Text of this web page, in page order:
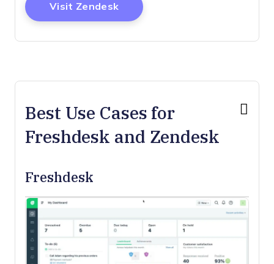
Visit ZendeskOpens New Window
Best Use Cases for
Freshdesk and Zendesk
Freshdesk